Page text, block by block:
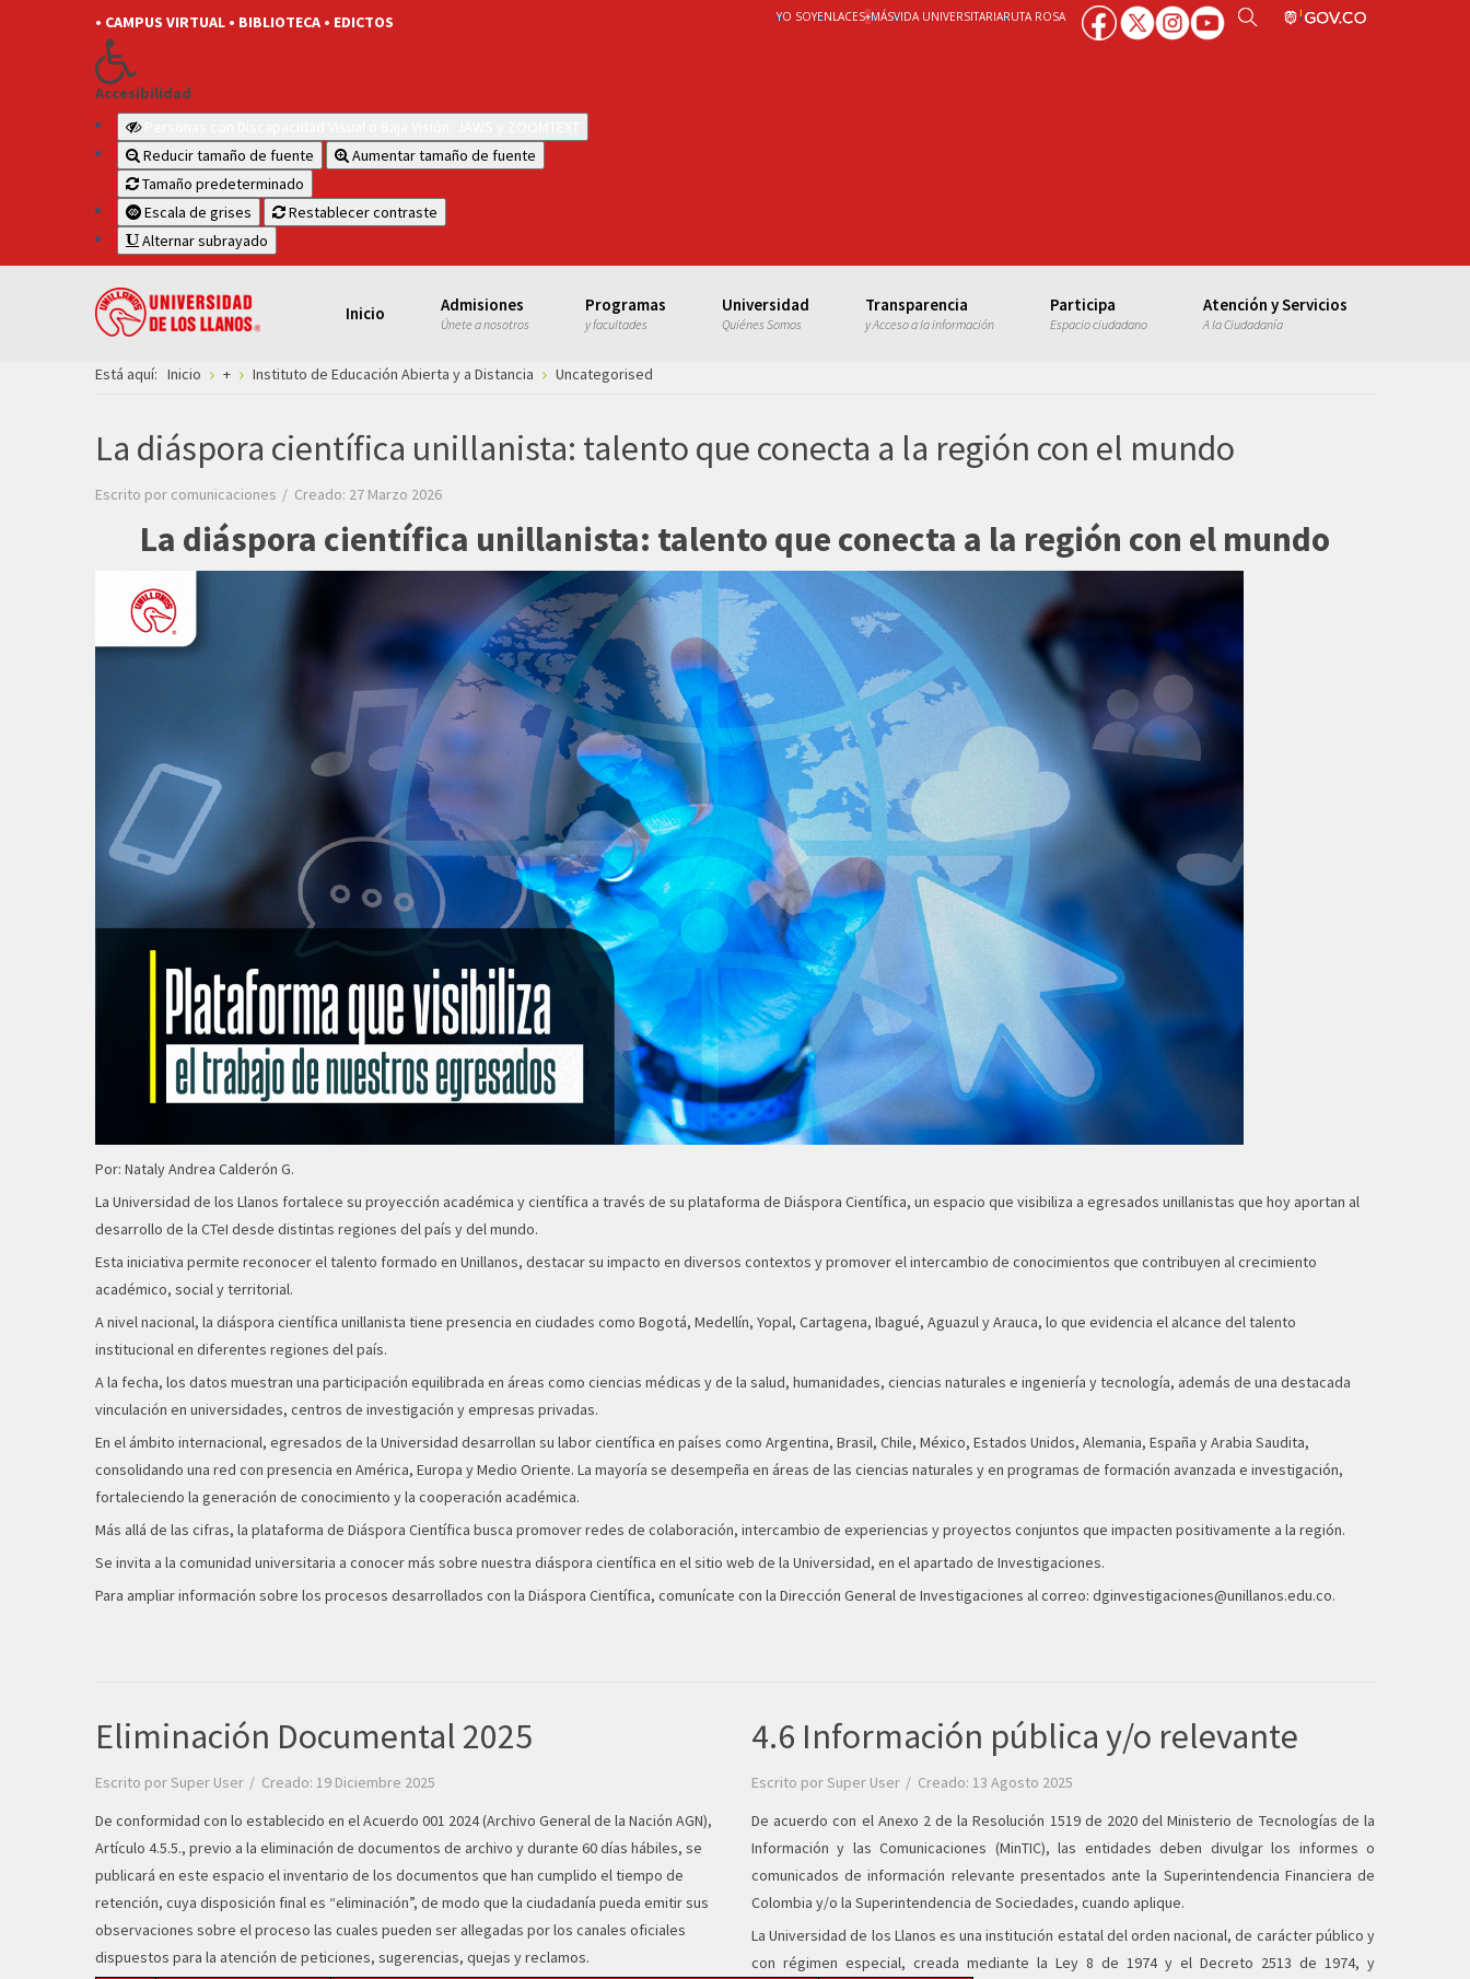
• CAMPUS VIRTUAL • BIBLIOTECA • EDICTOS
Accesibilidad
Reducir tamaño de fuente
Aumentar tamaño de fuente
Tamaño predeterminado
Escala de grises
Restablecer contraste
Alternar subrayado
YO SOYENLACES+MÁSVIDA UNIVERSITARIARUTA ROSA
Inicio Admisiones
Únete a nosotros
Programas
y facultades
Universidad
Quiénes Somos
Transparencia
y Acceso a la información
Participa
Espacio ciudadano
Atención y Servicios
A la Ciudadanía
Está aquí: Inicio + Instituto de Educación Abierta y a Distancia Uncategorised
La diáspora científica unillanista: talento que conecta a la región con el mundo
Escrito por comunicaciones Creado: 27 Marzo 2026
La diáspora científica unillanista: talento que conecta a la región con el mundo
Por: Nataly Andrea Calderón G.
La Universidad de los Llanos fortalece su proyección académica y científica a través de su plataforma de Diáspora Científica, un espacio que visibiliza a egresados unillanistas que hoy aportan al
desarrollo de la CTeI desde distintas regiones del país y del mundo.
Esta iniciativa permite reconocer el talento formado en Unillanos, destacar su impacto en diversos contextos y promover el intercambio de conocimientos que contribuyen al crecimiento
académico, social y territorial.
A nivel nacional, la diáspora científica unillanista tiene presencia en ciudades como Bogotá, Medellín, Yopal, Cartagena, Ibagué, Aguazul y Arauca, lo que evidencia el alcance del talento
institucional en diferentes regiones del país.
A la fecha, los datos muestran una participación equilibrada en áreas como ciencias médicas y de la salud, humanidades, ciencias naturales e ingeniería y tecnología, además de una destacada
vinculación en universidades, centros de investigación y empresas privadas.
En el ámbito internacional, egresados de la Universidad desarrollan su labor científica en países como Argentina, Brasil, Chile, México, Estados Unidos, Alemania, España y Arabia Saudita,
consolidando una red con presencia en América, Europa y Medio Oriente. La mayoría se desempeña en áreas de las ciencias naturales y en programas de formación avanzada e investigación,
fortaleciendo la generación de conocimiento y la cooperación académica.
Más allá de las cifras, la plataforma de Diáspora Científica busca promover redes de colaboración, intercambio de experiencias y proyectos conjuntos que impacten positivamente a la región.
Se invita a la comunidad universitaria a conocer más sobre nuestra diáspora científica en el sitio web de la Universidad, en el apartado de Investigaciones.
Para ampliar información sobre los procesos desarrollados con la Diáspora Científica, comunícate con la Dirección General de Investigaciones al correo: dginvestigaciones@unillanos.edu.co.
Eliminación Documental 2025
Escrito porSuper User
Creado: 19 Diciembre 2025
De conformidad con lo establecido en el Acuerdo 001 2024 (Archivo General de la Nación AGN),
Artículo 4.5.5., previo a la eliminación de documentos de archivo y durante 60 días hábiles, se
publicará en este espacio el inventario de los documentos que han cumplido el tiempo de
retención, cuya disposición final es “eliminación”, de modo que la ciudadanía pueda emitir sus
observaciones sobre el proceso las cuales pueden ser allegadas por los canales oficiales
dispuestos para la atención de peticiones, sugerencias, quejas y reclamos.
4.6 Información pública y/o relevante
Escrito porSuper User
Creado: 13 Agosto 2025
De acuerdo con el Anexo 2 de la Resolución 1519 de 2020 del Ministerio de Tecnologías de la
Información y las Comunicaciones (MinTIC), las entidades deben divulgar los informes o
comunicados de información relevante presentados ante la Superintendencia Financiera de
Colombia y/o la Superintendencia de Sociedades, cuando aplique.
La Universidad de los Llanos es una institución estatal del orden nacional, de carácter público y
con régimen especial, creada mediante la Ley 8 de 1974 y el Decreto 2513 de 1974, y